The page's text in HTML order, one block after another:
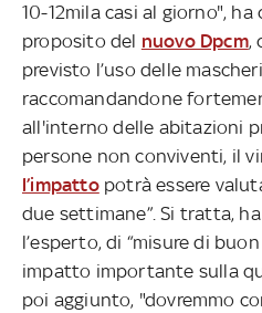
10-12mila casi al giorno",
proposito del nuovo Dpcm,
previsto l’uso delle
raccomandandone
all'interno delle abitazioni
persone non conviventi, il
l’impattopotrà essere
due settimane”. Si tratta,
l’esperto, di “misure di
impatto importante sulla
poi aggiunto, "dovremmo